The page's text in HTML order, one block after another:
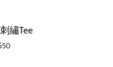
繡Tee